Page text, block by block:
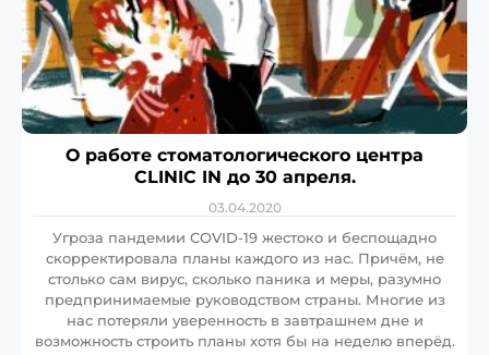
О работе стоматологического центра
CLINIC IN до 30 апреля.
03.04.2020
Угроза пандемии COVID-19 жестоко и беспощадно
скорректировала планы каждого из нас. Причём, не
столько сам вирус, сколько паника и меры, разумно
предпринимаемые руководством страны. Многие из
нас потеряли уверенность в завтрашнем дне и
возможность строить планы хотя бы на неделю вперёд.